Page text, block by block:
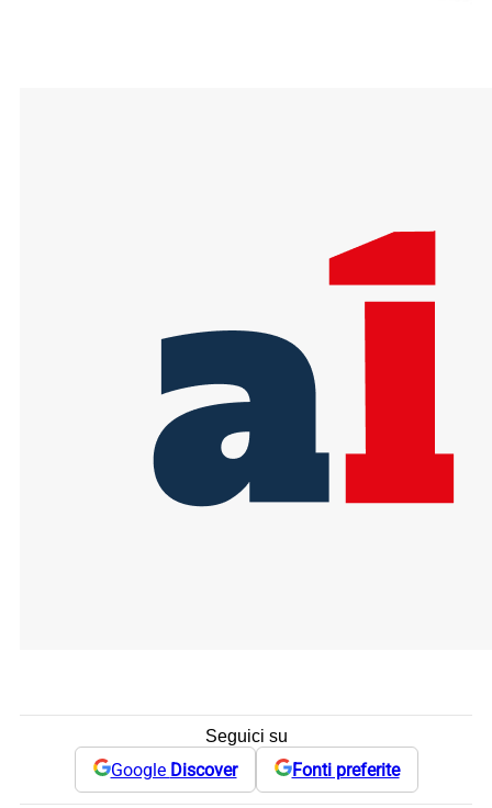
Seguici su
Google Discover Fonti preferite